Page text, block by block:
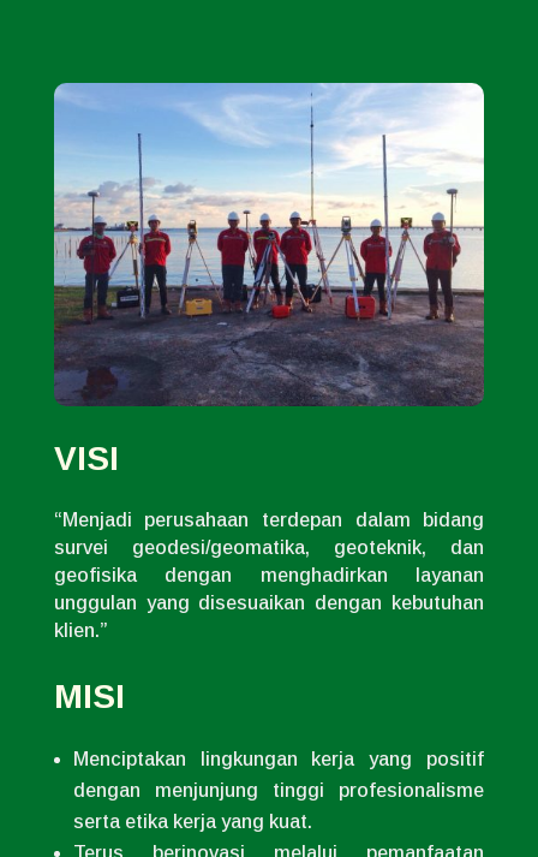
VISI
“Menjadi perusahaan terdepan dalam bidang
survei geodesi/geomatika, geoteknik, dan
geofisika dengan menghadirkan layanan
unggulan yang disesuaikan dengan kebutuhan
klien.”
MISI
Menciptakan lingkungan kerja yang positif
dengan menjunjung tinggi profesionalisme
serta etika kerja yang kuat.
Terus berinovasi melalui pemanfaatan